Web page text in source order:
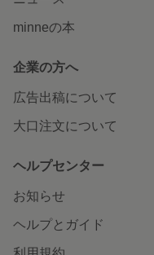
minneの本
企業の方へ
広告出稿について
大口注文について
ヘルプセンター
お知らせ
ヘルプとガイド